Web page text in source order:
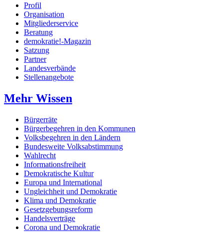
Profil
Organisation
Mitgliederservice
Beratung
demokratie!-Magazin
Satzung
Partner
Landesverbände
Stellenangebote
Mehr Wissen
Bürgerräte
Bürgerbegehren in den Kommunen
Volksbegehren in den Ländern
Bundesweite Volksabstimmung
Wahlrecht
Informationsfreiheit
Demokratische Kultur
Europa und International
Ungleichheit und Demokratie
Klima und Demokratie
Gesetzgebungsreform
Handelsverträge
Corona und Demokratie